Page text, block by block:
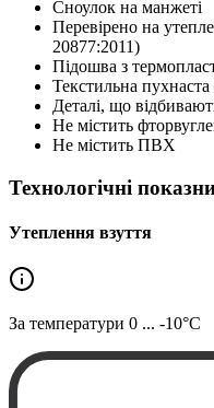
Сноулок на манжеті
Перевірено на
20877:2011)
Підошва з
Текстильна пухнаста
Деталі, що
Не містить
Не містить ПВХ
Технологічні
Утеплення взуття
За температури 0 ... -10°C